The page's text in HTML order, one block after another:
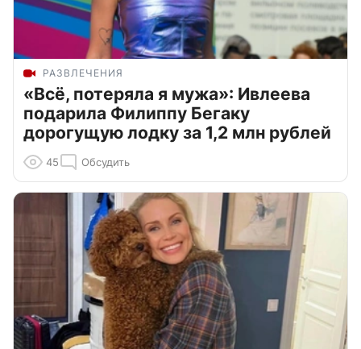
РАЗВЛЕЧЕНИЯ
«Всё, потеряла я мужа»: Ивлеева
подарила Филиппу Бегаку
дорогущую лодку за 1,2 млн рублей
45 Обсудить